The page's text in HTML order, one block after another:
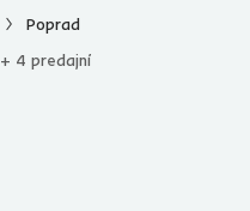
Poprad
+ 4 predajní